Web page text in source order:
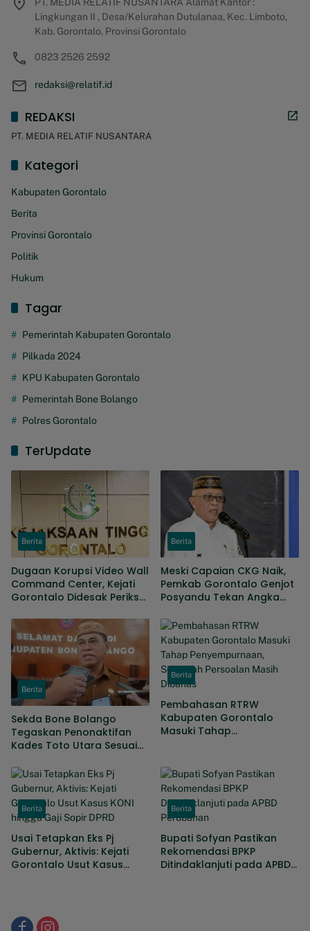
PT. MEDIA RELATIF NUSANTARA Alamat Kantor :
Lingkungan II , Desa/Kelurahan Dutulanaa, Kec. Limboto,
Kab. Gorontalo, Provinsi Gorontalo
0823 2526 2592
redaksi@relatif.id
REDAKSI
PT. MEDIA RELATIF NUSANTARA
Kategori
Kabupaten Gorontalo
Berita
Provinsi Gorontalo
Politik
Hukum
Tagar
Pemerintah Kabupaten Gorontalo
Pilkada 2024
KPU Kabupaten Gorontalo
Pemerintah Bone Bolango
Polres Gorontalo
TerUpdate
Berita
Dugaan Korupsi Video Wall
Command Center, Kejati
Gorontalo Didesak Periksa
2019-2024
Berita
Meski Capaian CKG Naik,
Pemkab Gorontalo Genjot
Posyandu Tekan Angka
Berita
Sekda Bone Bolango
Tegaskan Penonaktifan
Kades Toto Utara Sesuai
Keputusan Tepat
Berita
Pembahasan RTRW
Kabupaten Gorontalo
Masuki Tahap
Berita
Usai Tetapkan Eks Pj
Gubernur, Aktivis: Kejati
Gorontalo Usut Kasus
Berita
Bupati Sofyan Pastikan
Rekomendasi BPKP
Ditindaklanjuti pada APBD